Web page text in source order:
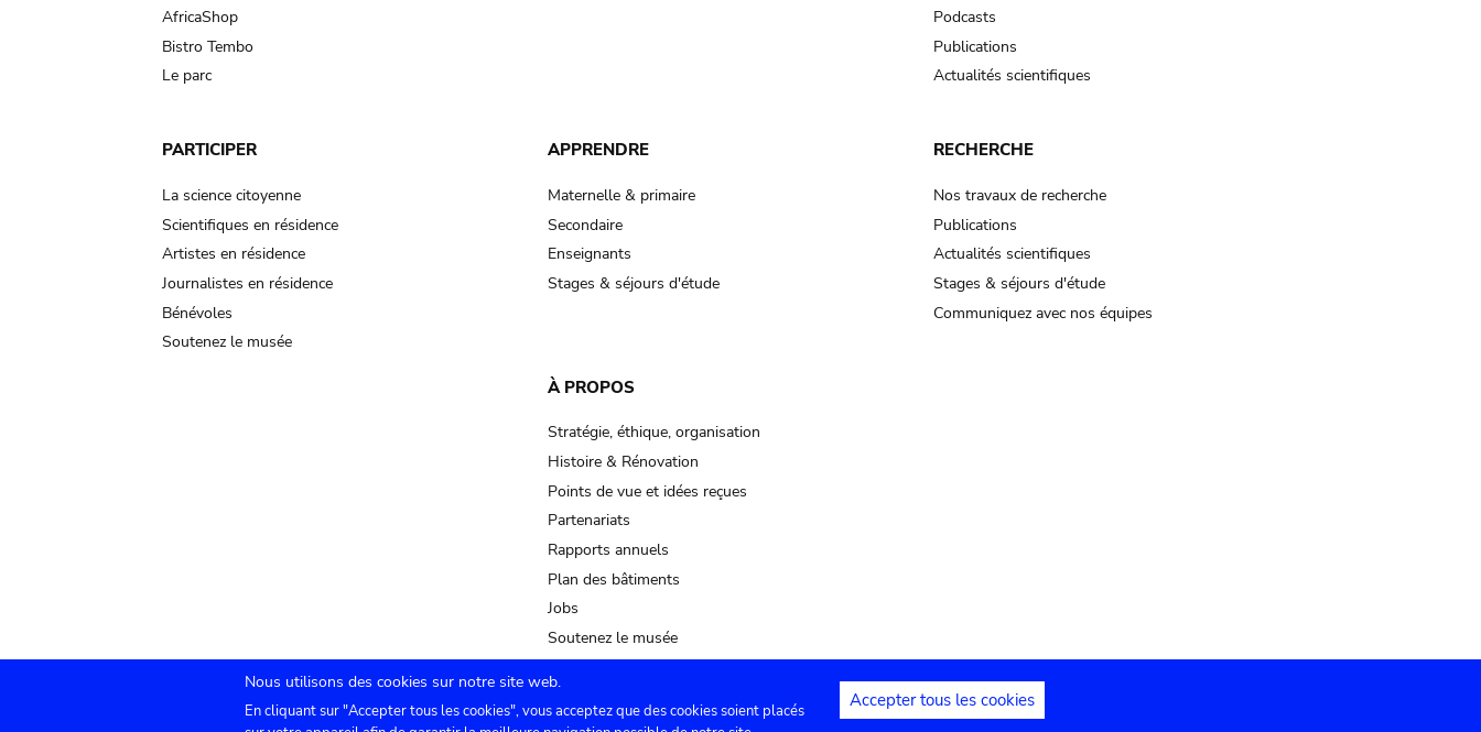
cooking-pot
cooking-pot
soil, earth
AfricaShop
Bistro Tembo
Le parc
Podcasts
Publications
Actualités scientifiques
PARTICIPER
La science citoyenne
Scientifiques en résidence
Artistes en résidence
Journalistes en résidence
Bénévoles
Soutenez le musée
APPRENDRE
Maternelle & primaire
Secondaire
Enseignants
Stages & séjours d'étude
RECHERCHE
Nos travaux de recherche
Publications
Actualités scientifiques
Stages & séjours d'étude
Communiquez avec nos équipes
À PROPOS
Stratégie, éthique, organisation
Histoire & Rénovation
Points de vue et idées reçues
Partenariats
Rapports annuels
Plan des bâtiments
Jobs
Soutenez le musée
Nous utilisons des cookies sur notre site web.
En cliquant sur "Accepter tous les cookies", vous acceptez que des cookies soient placés
Accepter tous les cookies